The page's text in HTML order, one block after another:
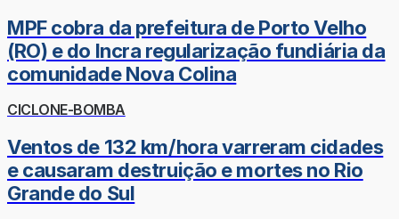
MPF cobra da prefeitura de Porto Velho
(RO) e do Incra regularização fundiária da
comunidade Nova Colina
CICLONE-BOMBA
Ventos de 132 km/hora varreram cidades
e causaram destruição e mortes no Rio
Grande do Sul